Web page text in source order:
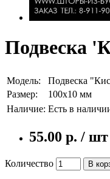
Подвеска
Модель:
Подвеска
Размер:
100x10 мм
Наличие: Есть в
55.00 р. / шт
Количество В